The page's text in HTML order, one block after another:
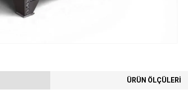
ÜRÜN ÖLÇÜLERI